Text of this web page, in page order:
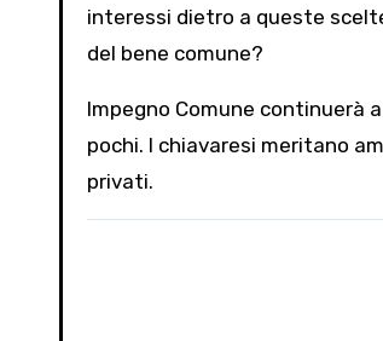
interessi dietro a queste
del bene comune?
Impegno Comune continuerà
pochi. I chiavaresi meritano
privati.